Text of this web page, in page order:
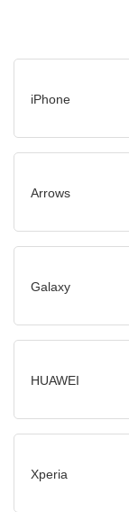
iPhone
Arrows
Galaxy
HUAWEI
Xperia